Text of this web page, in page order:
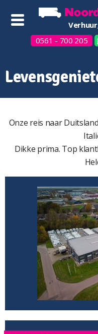
0561 - 700 205
Onze reis naar
Dikke prima. Top